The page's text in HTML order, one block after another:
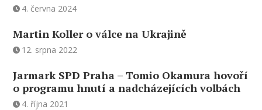
4. června 2024
Martin Koller o válce na Ukrajině
12. srpna 2022
Jarmark SPD Praha – Tomio Okamura hovoří
o programu hnutí a nadcházejících volbách
4. října 2021